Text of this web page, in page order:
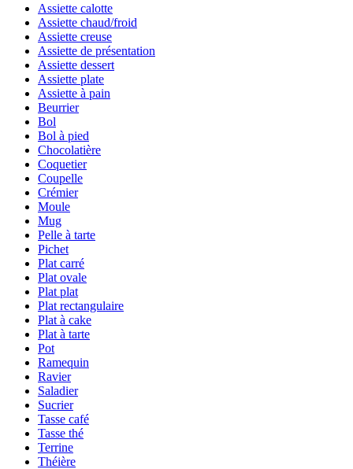
Assiette calotte
Assiette chaud/froid
Assiette creuse
Assiette de présentation
Assiette dessert
Assiette plate
Assiette à pain
Beurrier
Bol
Bol à pied
Chocolatière
Coquetier
Coupelle
Crémier
Moule
Mug
Pelle à tarte
Pichet
Plat carré
Plat ovale
Plat plat
Plat rectangulaire
Plat à cake
Plat à tarte
Pot
Ramequin
Ravier
Saladier
Sucrier
Tasse café
Tasse thé
Terrine
Théière